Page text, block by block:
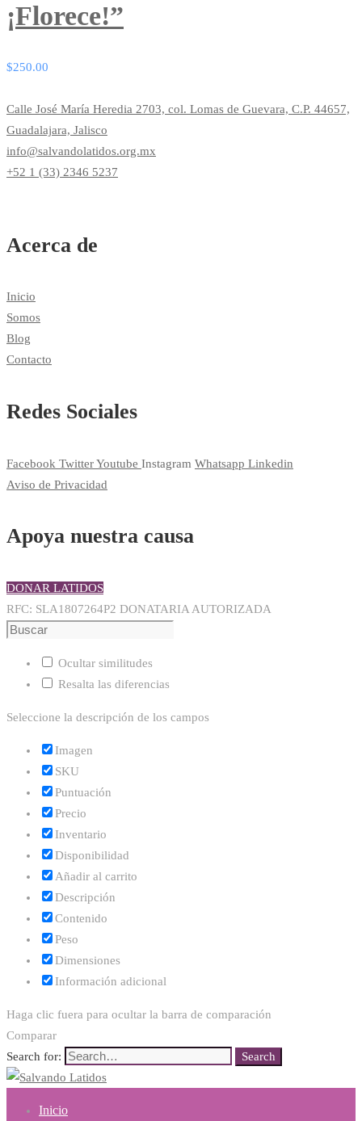
¡Florece!”
$250.00
Calle José María Heredia 2703, col. Lomas de Guevara, C.P. 44657,
Guadalajara, Jalisco
info@salvandolatidos.org.mx
+52 1 (33) 2346 5237
Acerca de
Inicio
Somos
Blog
Contacto
Redes Sociales
Facebook TwitterYoutube Instagram Whatsapp Linkedin
Aviso de Privacidad
Apoya nuestra causa
DONAR LATIDOS
RFC: SLA1807264P2 DONATARIA AUTORIZADA
Ocultar similitudes
Resalta las diferencias
Seleccione la descripción de los campos
Imagen
SKU
Puntuación
Precio
Inventario
Disponibilidad
Añadir al carrito
Descripción
Contenido
Peso
Dimensiones
Información adicional
Haga clic fuera para ocultar la barra de comparación
Comparar
Search for:
Search
Inicio